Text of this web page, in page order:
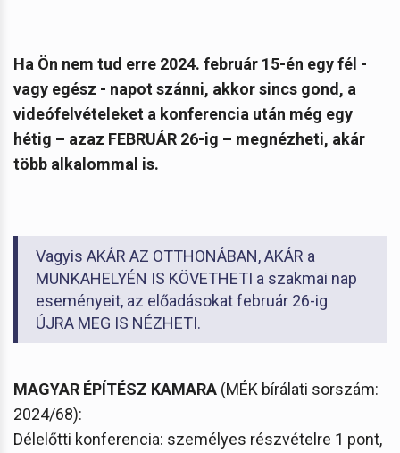
Ha Ön nem tud erre 2024. február 15-én egy fél -
vagy egész - napot szánni, akkor sincs gond, a
videófelvételeket a konferencia után még egy
hétig – azaz FEBRUÁR 26-ig – megnézheti, akár
több alkalommal is.
Vagyis AKÁR AZ OTTHONÁBAN, AKÁR a
MUNKAHELYÉN IS KÖVETHETI a szakmai nap
eseményeit, az előadásokat február 26-ig
ÚJRA MEG IS NÉZHETI.
MAGYAR ÉPÍTÉSZ KAMARA (MÉK bírálati sorszám:
2024/68):
Délelőtti konferencia: személyes részvételre 1 pont,